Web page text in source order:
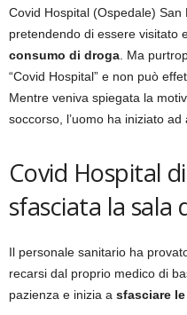
Covid Hospital (Ospedale)
pretendendo di essere visitato
consumo di droga. Ma
“Covid Hospital” e non può
Mentre veniva spiegata la
soccorso, l’uomo ha iniziato ad
Covid Hospital
sfasciata la sala
Il personale sanitario ha
recarsi dal proprio medico di
pazienza e inizia a sfasciare